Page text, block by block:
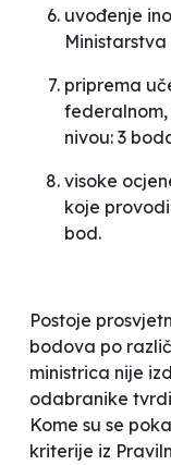
uvođenje
priprema
nivou: 3
visoke
koje
bod.
Postoje
bodova po
ministrica nije
odabranike
Kome su se
kriterije iz